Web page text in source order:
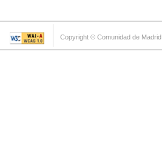
Copyright © Comunidad de Madrid.